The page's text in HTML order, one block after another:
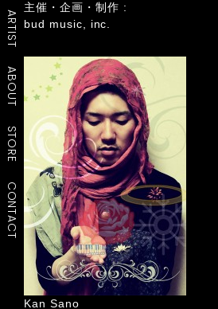
ARTIST
ABOUT
STORE
CONTACT
主催・企画・制作 :
bud music, inc.
Kan Sano